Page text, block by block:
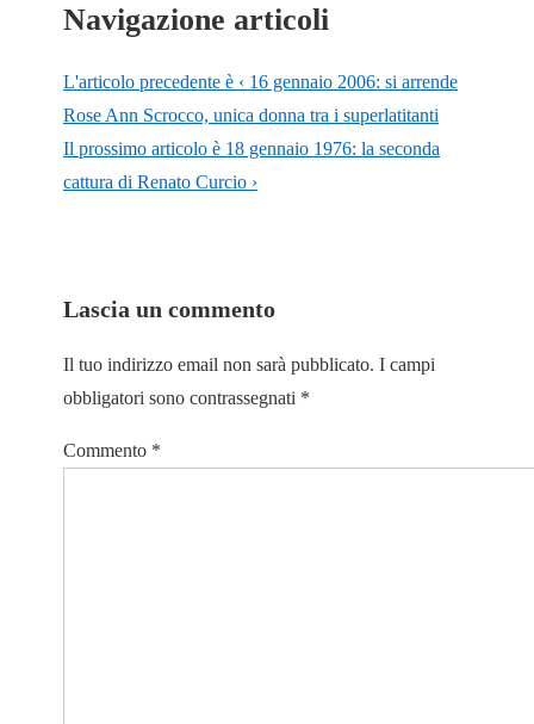
Navigazione articoli
L'articolo precedente è ‹ 16 gennaio 2006: si arrende
Rose Ann Scrocco, unica donna tra i superlatitanti
Il prossimo articolo è 18 gennaio 1976: la seconda
cattura di Renato Curcio ›
Lascia un commento
Il tuo indirizzo email non sarà pubblicato. I campi
obbligatori sono contrassegnati *
Commento *